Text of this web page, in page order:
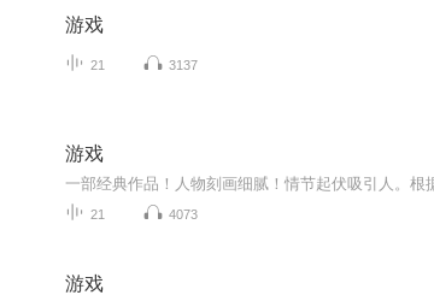
游戏
21 3137
游戏
21 4073
游戏